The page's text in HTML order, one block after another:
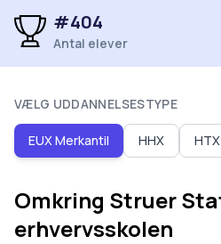
#404
Antal elever
VÆLG UDDANNELSESTYPE
EUX Merkantil HHX HTX
Omkring Struer
erhvervsskolen